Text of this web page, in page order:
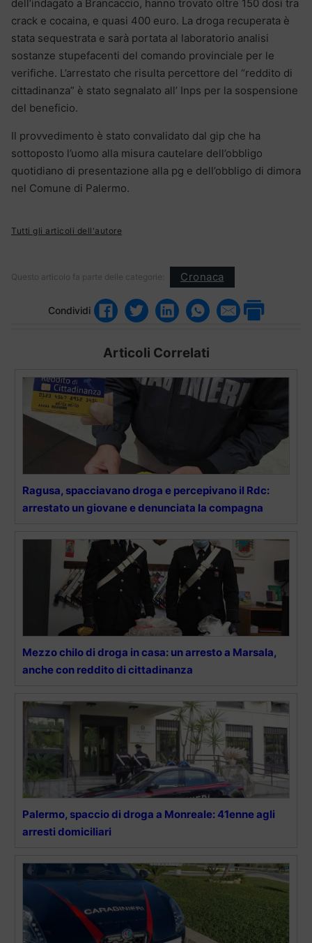
dell’indagato a Brancaccio, hanno trovato oltre 150 dosi tra
crack e cocaina, e quasi 400 euro. La droga recuperata è
stata sequestrata e sarà portata al laboratorio analisi
sostanze stupefacenti del comando provinciale per le
verifiche. L’arrestato che risulta percettore del “reddito di
cittadinanza” è stato segnalato all’ Inps per la sospensione
del beneficio.
Il provvedimento è stato convalidato dal gip che ha
sottoposto l’uomo alla misura cautelare dell’obbligo
quotidiano di presentazione alla pg e dell’obbligo di dimora
nel Comune di Palermo.
Tutti gli articoli dell'autore
Questo articolo fa parte delle categorie: Cronaca
Condividi
Articoli Correlati
Ragusa, spacciavano droga e percepivano il Rdc:
arrestato un giovane e denunciata la compagna
Mezzo chilo di droga in casa: un arresto a Marsala,
anche con reddito di cittadinanza
Palermo, spaccio di droga a Monreale: 41enne agli
arresti domiciliari